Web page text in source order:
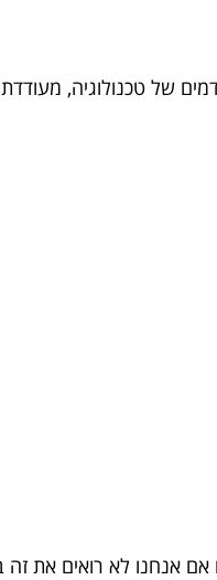
של טכנולוגיה,
אנחנו לא רואים את